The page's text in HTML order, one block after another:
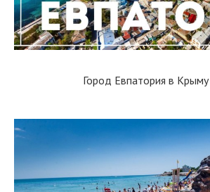
Город Евпатория в Крыму